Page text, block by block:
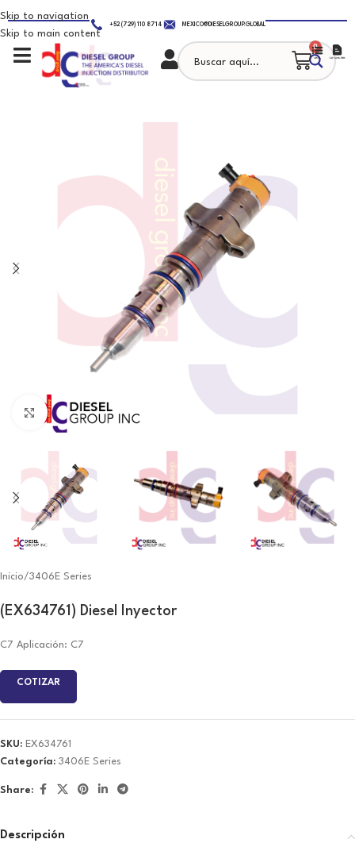
Skip to navigation
Skip to main content
+52 (729) 110 8714 MEXICO@DIESELGROUP.GLOBAL
0
Click to enlarge
Inicio/3406E Series
(EX634761) Diesel Inyector
C7 Aplicación: C7
COTIZAR
SKU: EX634761
Categoría: 3406E Series
Share:
Descripción